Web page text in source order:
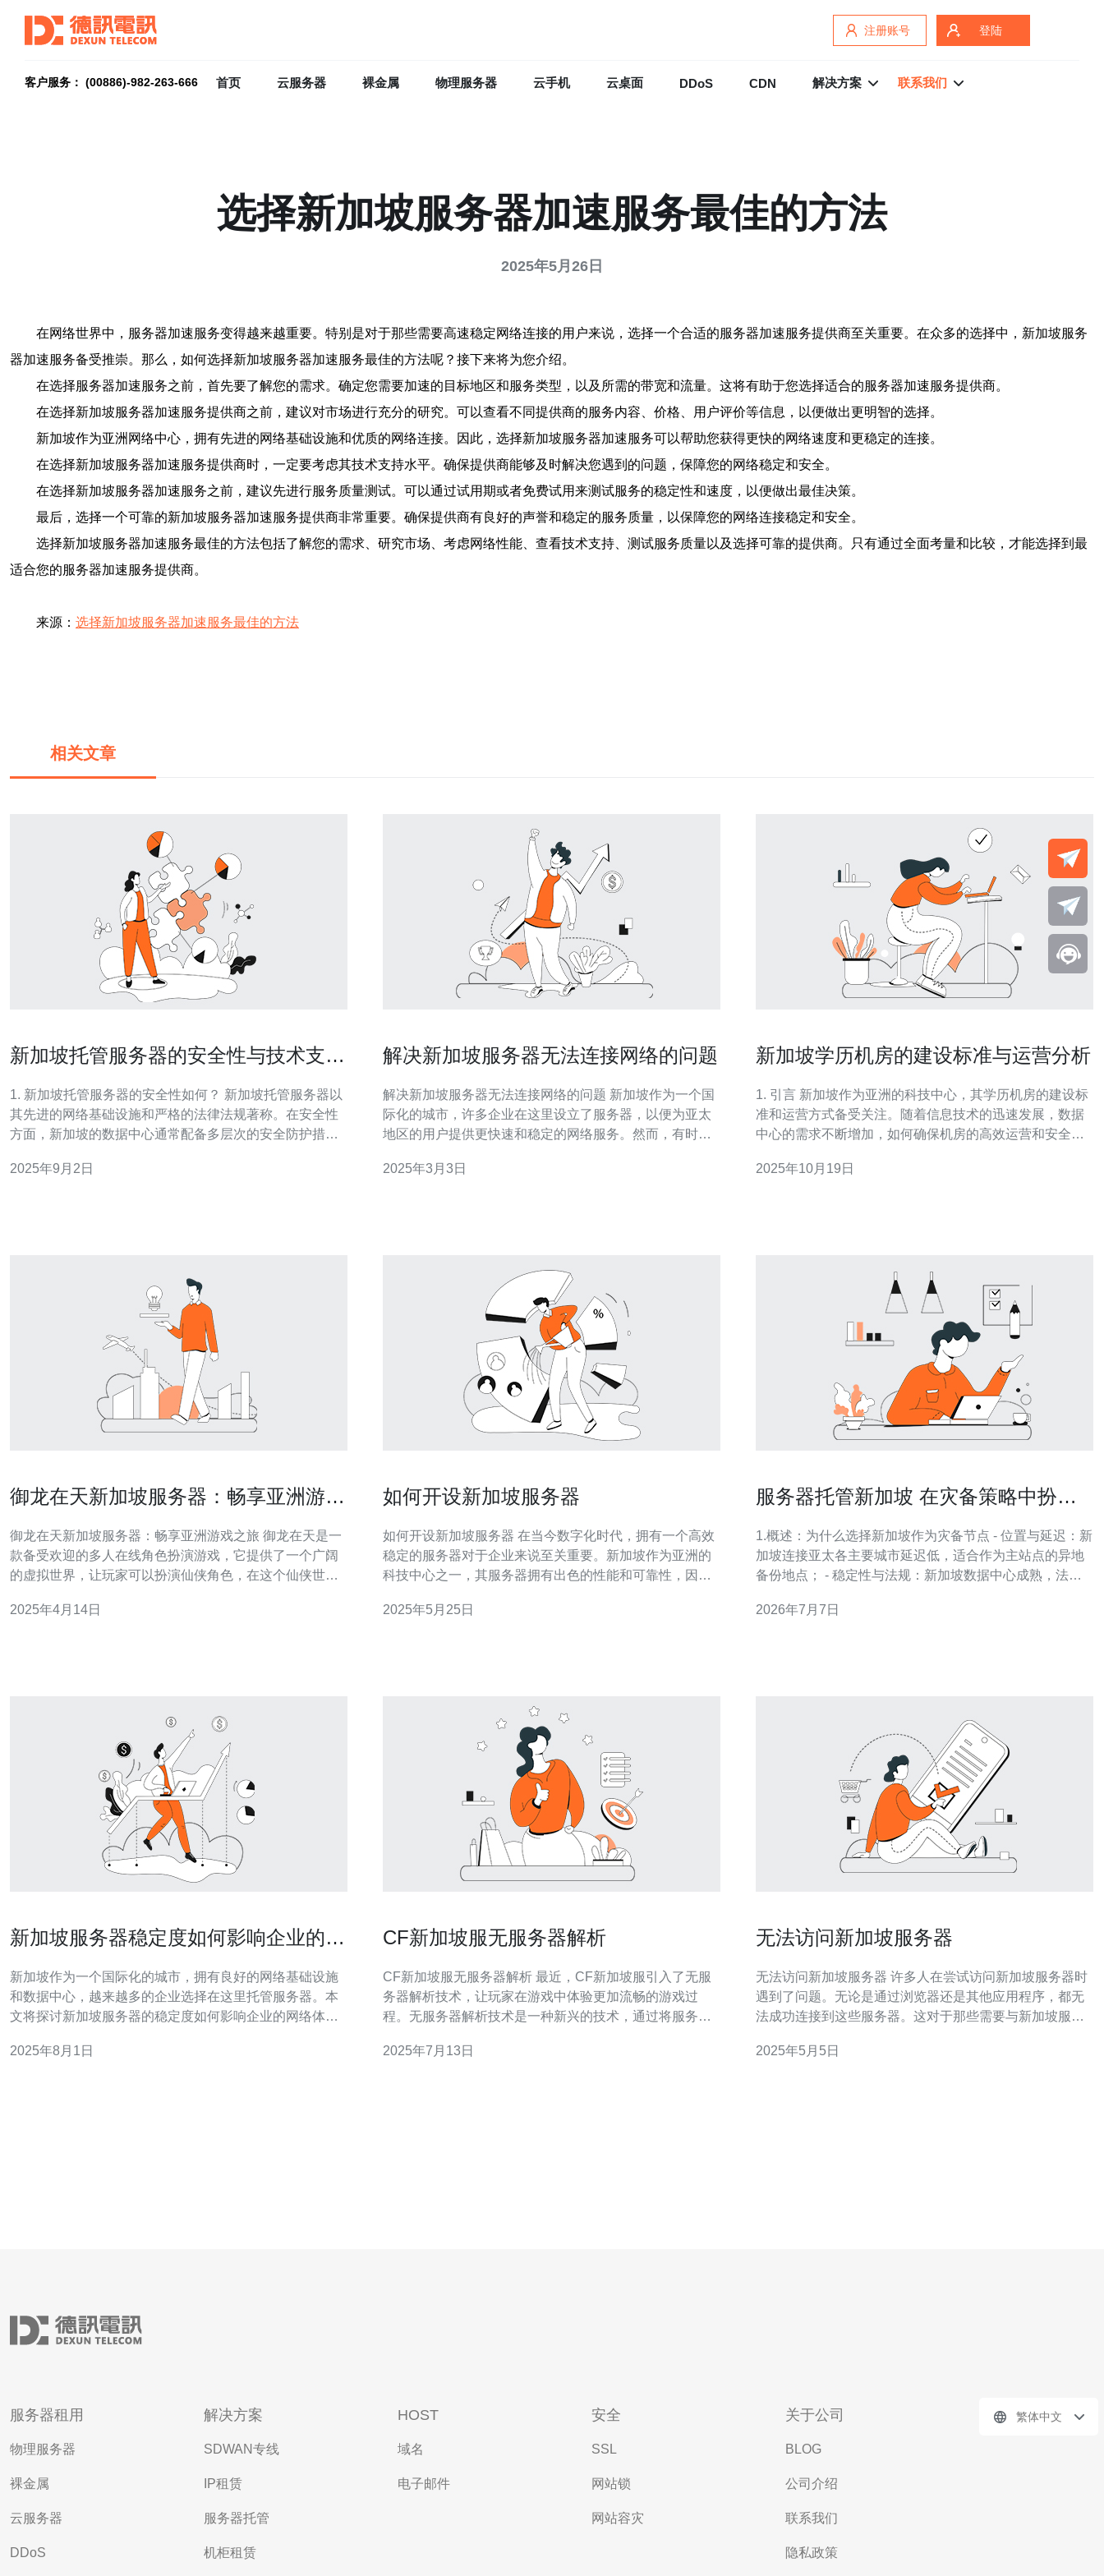
注册账号 登陆
客户服务： (00886)-982-263-666 首页 云服务器 裸金属 物理服务器 云手机 云桌面 DDoS CDN 解决方案 联系我们
选择新加坡服务器加速服务最佳的方法
2025年5月26日
在网络世界中，服务器加速服务变得越来越重要。特别是对于那些需要高速稳定网络连接的用户来说，选择一个合适的服务器加速服务提供商至关重要。在众多的选择中，新加坡服务
器加速服务备受推崇。那么，如何选择新加坡服务器加速服务最佳的方法呢？接下来将为您介绍。
在选择服务器加速服务之前，首先要了解您的需求。确定您需要加速的目标地区和服务类型，以及所需的带宽和流量。这将有助于您选择适合的服务器加速服务提供商。
在选择新加坡服务器加速服务提供商之前，建议对市场进行充分的研究。可以查看不同提供商的服务内容、价格、用户评价等信息，以便做出更明智的选择。
新加坡作为亚洲网络中心，拥有先进的网络基础设施和优质的网络连接。因此，选择新加坡服务器加速服务可以帮助您获得更快的网络速度和更稳定的连接。
在选择新加坡服务器加速服务提供商时，一定要考虑其技术支持水平。确保提供商能够及时解决您遇到的问题，保障您的网络稳定和安全。
在选择新加坡服务器加速服务之前，建议先进行服务质量测试。可以通过试用期或者免费试用来测试服务的稳定性和速度，以便做出最佳决策。
最后，选择一个可靠的新加坡服务器加速服务提供商非常重要。确保提供商有良好的声誉和稳定的服务质量，以保障您的网络连接稳定和安全。
选择新加坡服务器加速服务最佳的方法包括了解您的需求、研究市场、考虑网络性能、查看技术支持、测试服务质量以及选择可靠的提供商。只有通过全面考量和比较，才能选择到最
适合您的服务器加速服务提供商。
来源： 选择新加坡服务器加速服务最佳的方法
相关文章
新加坡托管服务器的安全性与技术支持
1. 新加坡托管服务器的安全性如何？ 新加坡托管服务器以
其先进的网络基础设施和严格的法律法规著称。在安全性
方面，新加坡的数据中心通常配备多层次的安全防护措
面，数据中心通常拥有24小时监控、门禁控制、消防系统
2025年9月2日
解决新加坡服务器无法连接网络的问题
解决新加坡服务器无法连接网络的问题 新加坡作为一个国
际化的城市，许多企业在这里设立了服务器，以便为亚太
地区的用户提供更快速和稳定的网络服务。然而，有时候
来了很大的困扰。 导致新加坡服务器无法连接网络的问题
2025年3月3日
新加坡学历机房的建设标准与运营分析
1. 引言 新加坡作为亚洲的科技中心，其学历机房的建设标
准和运营方式备受关注。随着信息技术的迅速发展，数据
中心的需求不断增加，如何确保机房的高效运营和安全性
建，还包括服务器、VPS、主机、域名等技术层面的综合
2025年10月19日
御龙在天新加坡服务器：畅享亚洲游戏
御龙在天新加坡服务器：畅享亚洲游戏之旅 御龙在天是一
款备受欢迎的多人在线角色扮演游戏，它提供了一个广阔
的虚拟世界，让玩家可以扮演仙侠角色，在这个仙侠世界
范围内设立了多个服务器，其中新加坡服务器成为亚洲地
2025年4月14日
如何开设新加坡服务器
如何开设新加坡服务器 在当今数字化时代，拥有一个高效
稳定的服务器对于企业来说至关重要。新加坡作为亚洲的
科技中心之一，其服务器拥有出色的性能和可靠性，因此
开设新加坡服务器，希望对您有所帮助。 首先，选择一家
2025年5月25日
服务器托管新加坡 在灾备策略中扮演
1.概述：为什么选择新加坡作为灾备节点 - 位置与延迟：新
加坡连接亚太各主要城市延迟低，适合作为主站点的异地
备份地点； - 稳定性与法规：新加坡数据中心成熟，法律
扩展性：按需租用机柜/机架或云托管，支持混合架构。 2.
2026年7月7日
新加坡服务器稳定度如何影响企业的网
新加坡作为一个国际化的城市，拥有良好的网络基础设施
和数据中心，越来越多的企业选择在这里托管服务器。本
文将探讨新加坡服务器的稳定度如何影响企业的网络体
并优化网络体验。 以下是详细的步骤和指南： 1. 了解服务
2025年8月1日
CF新加坡服无服务器解析
CF新加坡服无服务器解析 最近，CF新加坡服引入了无服
务器解析技术，让玩家在游戏中体验更加流畅的游戏过
程。无服务器解析技术是一种新兴的技术，通过将服务器
无服务器解析技术的优势在于可以减少服务器的负载，提
2025年7月13日
无法访问新加坡服务器
无法访问新加坡服务器 许多人在尝试访问新加坡服务器时
遇到了问题。无论是通过浏览器还是其他应用程序，都无
法成功连接到这些服务器。这对于那些需要与新加坡服务
造成无法访问新加坡服务器的主要原因是网络封锁。新加
2025年5月5日
服务器租用
物理服务器
裸金属
云服务器
DDoS
解决方案
SDWAN专线
IP租赁
服务器托管
机柜租赁
HOST
域名
电子邮件
安全
SSL
网站锁
网站容灾
关于公司
BLOG
公司介绍
联系我们
隐私政策
繁体中文